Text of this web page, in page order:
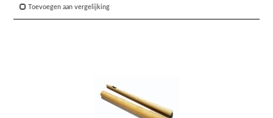
Toevoegen aan vergelijking